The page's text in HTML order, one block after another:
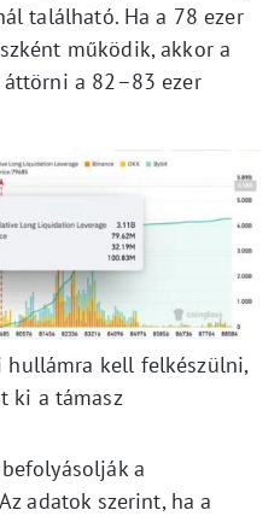
található. Ha a 78 ezer
működik, akkor a
a 82–83 ezer
hullámra kell felkészülni,
ki a támasz
a
adatok szerint, ha a